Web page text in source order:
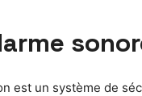
est un système de